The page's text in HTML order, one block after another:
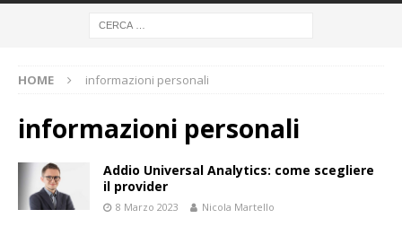
HOME informazioni personali
informazioni personali
Addio Universal Analytics: come scegliere
il provider
8 Marzo 2023 Nicola Martello